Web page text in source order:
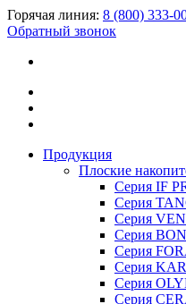
Горячая линия: 8 (800) 333-
Обратный звонок
Продукция
Плоские
Серия IF
Серия
Серия
Серия
Серия
Серия
Серия
Серия